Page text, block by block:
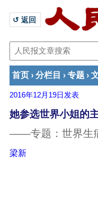
↺ 返回
首页 › 分栏目 › 专题 ›
2016年12月19日 发表
她参选世界小姐的
——专题：世界生
梁新